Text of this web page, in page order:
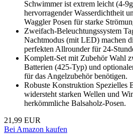
Schwimmer ist extrem leicht (4-
hervorragender Wasserdichtheit
Waggler Posen für starke
Zweifach-Beleuchtungssystem
Nachtmodus (mit LED) machen
perfekten Allrounder für 24-
Komplett-Set mit Zubehör Wahl
Batterien (425-Typ) und
für das Angelzubehör benötigen.
Robuste Konstruktion Spezielles
widersteht starken Wellen und
herkömmliche Balsaholz-Posen.
21,99 EUR
Bei Amazon kaufen